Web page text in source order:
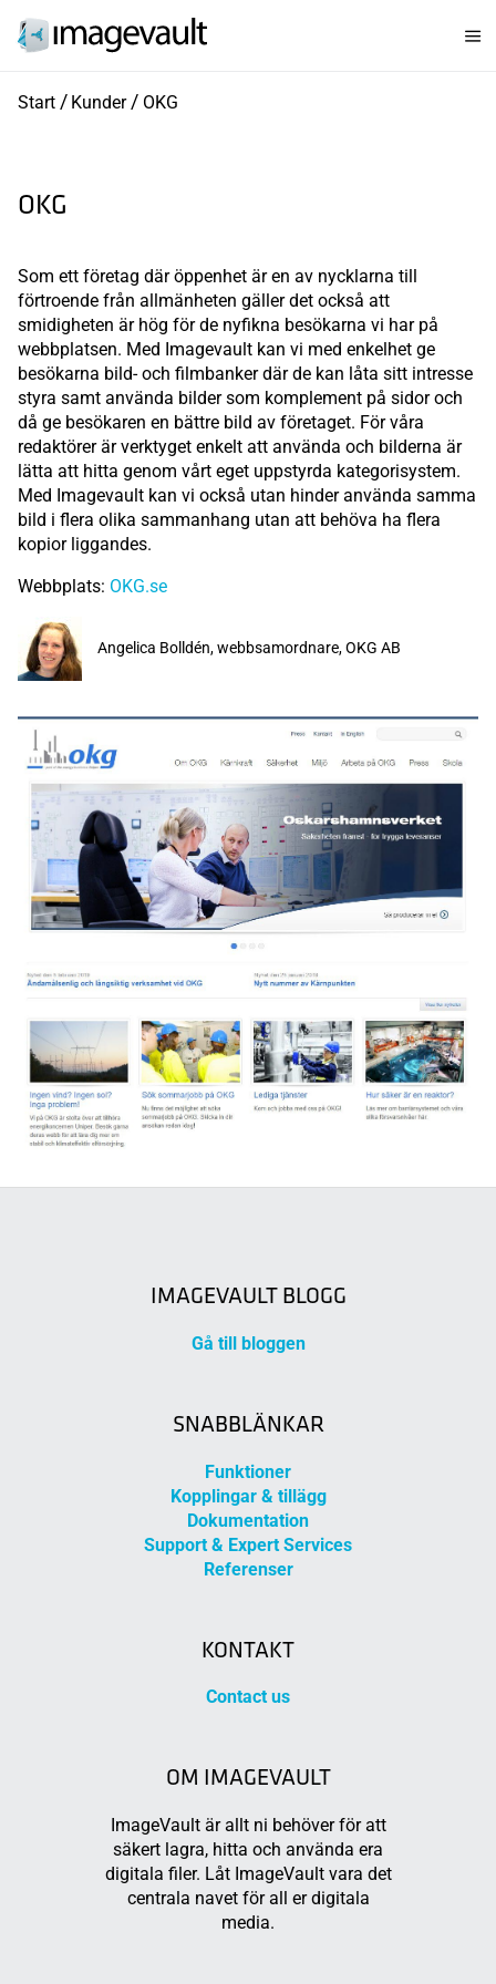
Start Kunder OKG
OKG
Som ett företag där öppenhet är en av nycklarna till
förtroende från allmänheten gäller det också att
smidigheten är hög för de nyfikna besökarna vi har på
webbplatsen. Med Imagevault kan vi med enkelhet ge
besökarna bild- och filmbanker där de kan låta sitt intresse
styra samt använda bilder som komplement på sidor och
då ge besökaren en bättre bild av företaget. För våra
redaktörer är verktyget enkelt att använda och bilderna är
lätta att hitta genom vårt eget uppstyrda kategorisystem.
Med Imagevault kan vi också utan hinder använda samma
bild i flera olika sammanhang utan att behöva ha flera
kopior liggandes.
Webbplats: OKG.se
Angelica Bolldén, webbsamordnare, OKG AB
IMAGEVAULT BLOGG
Gå till bloggen
SNABBLÄNKAR
Funktioner
Kopplingar & tillägg
Dokumentation
Support & Expert Services
Referenser
KONTAKT
Contact us
OM IMAGEVAULT
ImageVault är allt ni behöver för att
säkert lagra, hitta och använda era
digitala filer. Låt ImageVault vara det
centrala navet för all er digitala
media.